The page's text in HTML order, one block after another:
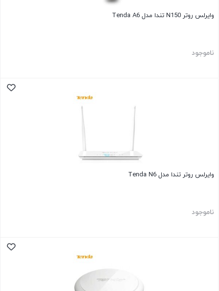
وایرلس روتر N150 تندا مدل Tenda A6
ناموجود
وایرلس روتر تندا مدل Tenda N6
ناموجود